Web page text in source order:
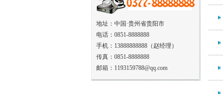
地址：中国·贵州省贵阳市
电话：0851-8888888
手机：13888888888（赵经理）
传真：0851-8888888
邮箱：1193159788@qq.com